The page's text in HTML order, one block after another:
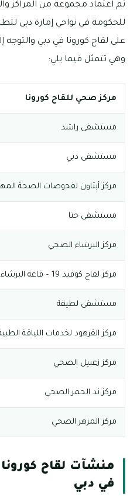
تم اعتماد مجموعة من المراكز
للحكومة في نواحي إمارة دبي
على لقاح كورونا في دبي والتوجه
وهي تتمثل فيما يلي:
مركز صحي للقاح كورونا
مستشفى راشد
مستشفى دبي
مركز أبتاون لفحوصات الصحة
مستشفى حتا
مركز البرشاء الصحي
مركز لقاح كوفيد 19 – قاعة البرشاء
مستشفى لطيفة
مركز القرهود لخدمات اللياقة
مركز زعبيل الصحي
مركز ند الحمر الصحي
مركز المزهر الصحي
منشآت لقاح
في دبي